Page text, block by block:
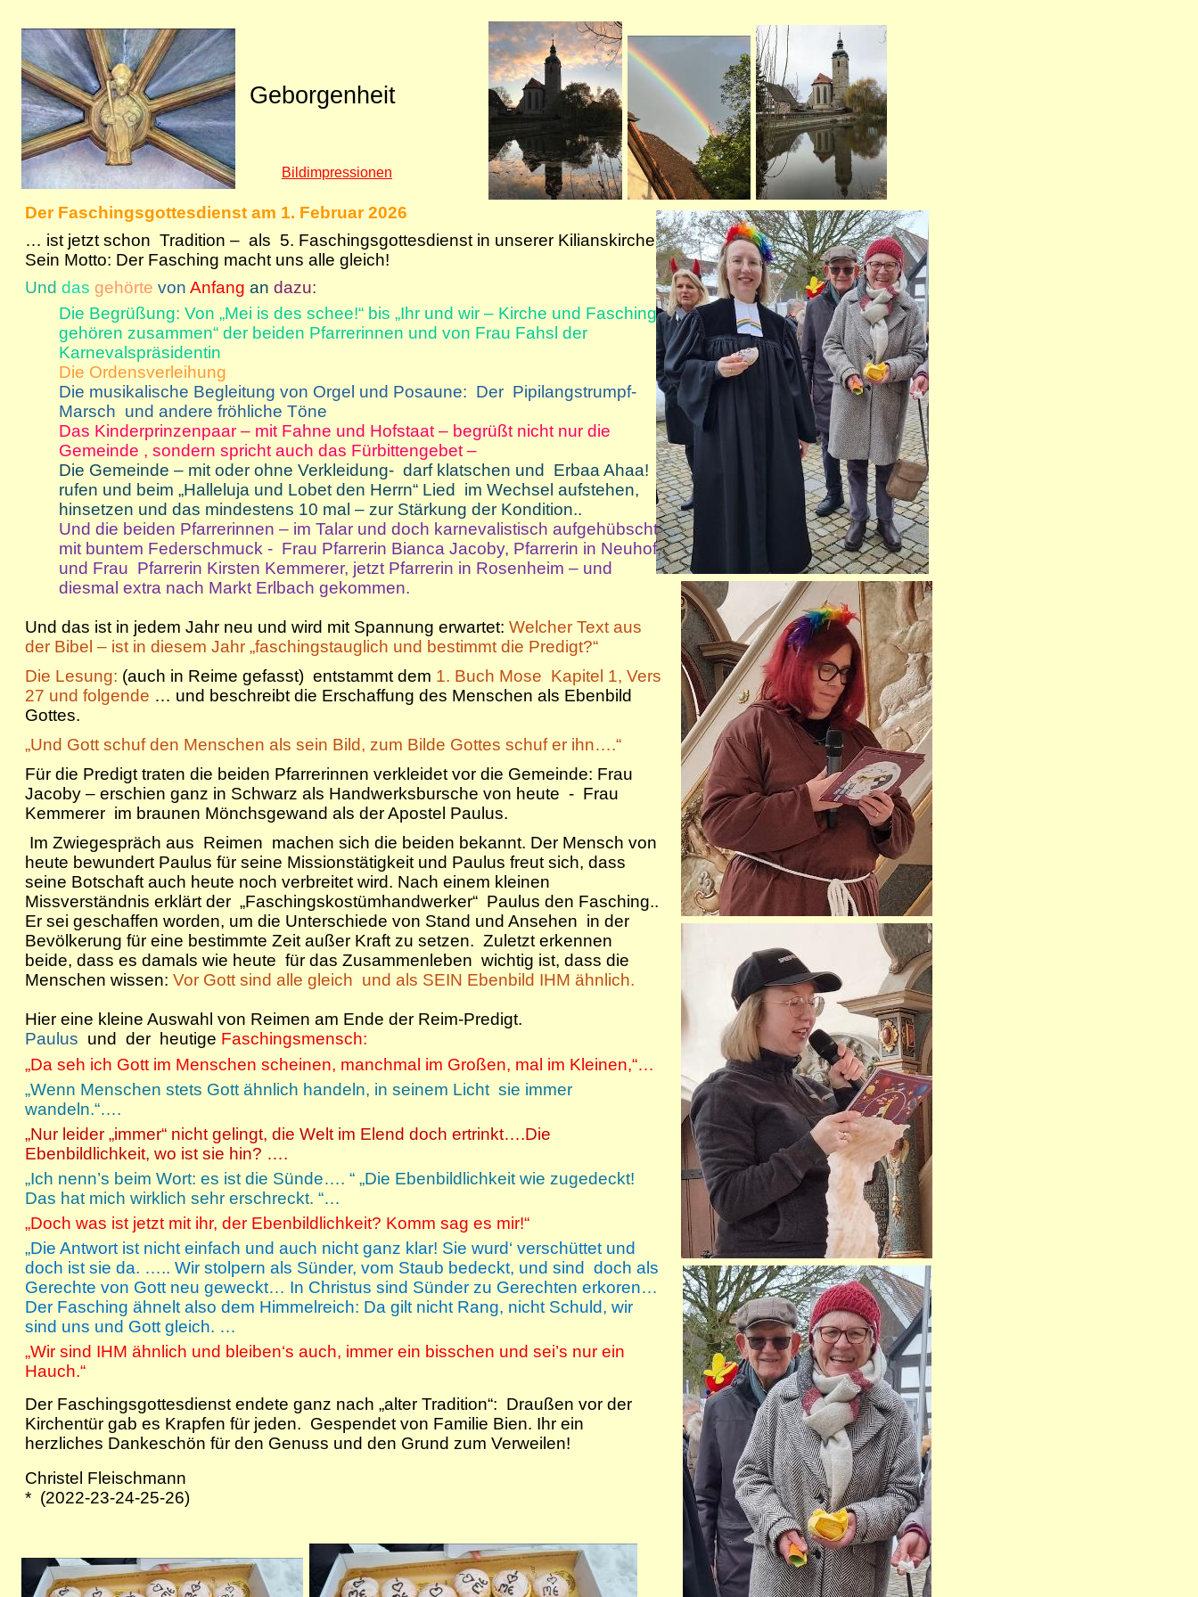
Geborgenheit
Der Faschingsgottesdienst am 1. Februar 2026
… ist jetzt schon Tradition – als 5. Faschingsgottesdienst in unserer Kilianskirche
Sein Motto: Der Fasching macht uns alle gleich!
Und das gehörte von Anfang an dazu:
Die Begrüßung: Von „Mei is des schee!“ bis „Ihr und wir – Kirche und Fasching
gehören zusammen“ der beiden Pfarrerinnen und von Frau Fahsl der
Karnevalspräsidentin
Die Ordensverleihung
Die musikalische Begleitung von Orgel und Posaune: Der Pipilangstrumpf-
Marsch und andere fröhliche Töne
Das Kinderprinzenpaar – mit Fahne und Hofstaat – begrüßt nicht nur die
Gemeinde , sondern spricht auch das Fürbittengebet –
Die Gemeinde – mit oder ohne Verkleidung- darf klatschen und Erbaa Ahaa!
rufen und beim „Halleluja und Lobet den Herrn“ Lied im Wechsel aufstehen,
hinsetzen und das mindestens 10 mal – zur Stärkung der Kondition..
Und die beiden Pfarrerinnen – im Talar und doch karnevalistisch aufgehübscht
mit buntem Federschmuck - Frau Pfarrerin Bianca Jacoby, Pfarrerin in Neuhof,
und Frau Pfarrerin Kirsten Kemmerer, jetzt Pfarrerin in Rosenheim – und
diesmal extra nach Markt Erlbach gekommen.
Und das ist in jedem Jahr neu und wird mit Spannung erwartet: Welcher Text aus
der Bibel – ist in diesem Jahr „faschingstauglich und bestimmt die Predigt?“
Die Lesung: (auch in Reime gefasst) entstammt dem 1. Buch Mose Kapitel 1, Vers
27 und folgende … und beschreibt die Erschaffung des Menschen als Ebenbild
Gottes.
„Und Gott schuf den Menschen als sein Bild, zum Bilde Gottes schuf er ihn….“
Für die Predigt traten die beiden Pfarrerinnen verkleidet vor die Gemeinde: Frau
Jacoby – erschien ganz in Schwarz als Handwerksbursche von heute - Frau
Kemmerer im braunen Mönchsgewand als der Apostel Paulus.
Im Zwiegespräch aus Reimen machen sich die beiden bekannt. Der Mensch von
heute bewundert Paulus für seine Missionstätigkeit und Paulus freut sich, dass
seine Botschaft auch heute noch verbreitet wird. Nach einem kleinen
Missverständnis erklärt der „Faschingskostümhandwerker“ Paulus den Fasching..
Er sei geschaffen worden, um die Unterschiede von Stand und Ansehen in der
Bevölkerung für eine bestimmte Zeit außer Kraft zu setzen. Zuletzt erkennen
beide, dass es damals wie heute für das Zusammenleben wichtig ist, dass die
Menschen wissen: Vor Gott sind alle gleich und als SEIN Ebenbild IHM ähnlich.
Hier eine kleine Auswahl von Reimen am Ende der Reim-Predigt.
Paulus und der heutige Faschingsmensch:
„Da seh ich Gott im Menschen scheinen, manchmal im Großen, mal im Kleinen,“…
„Wenn Menschen stets Gott ähnlich handeln, in seinem Licht sie immer
wandeln.“….
„Nur leider „immer“ nicht gelingt, die Welt im Elend doch ertrinkt….Die
Ebenbildlichkeit, wo ist sie hin? ….
„Ich nenn’s beim Wort: es ist die Sünde…. “ „Die Ebenbildlichkeit wie zugedeckt!
Das hat mich wirklich sehr erschreckt. “…
„Doch was ist jetzt mit ihr, der Ebenbildlichkeit? Komm sag es mir!“
„Die Antwort ist nicht einfach und auch nicht ganz klar! Sie wurd‘ verschüttet und
doch ist sie da. ….. Wir stolpern als Sünder, vom Staub bedeckt, und sind doch als
Gerechte von Gott neu geweckt… In Christus sind Sünder zu Gerechten erkoren…
Der Fasching ähnelt also dem Himmelreich: Da gilt nicht Rang, nicht Schuld, wir
sind uns und Gott gleich. …
„Wir sind IHM ähnlich und bleiben‘s auch, immer ein bisschen und sei’s nur ein
Hauch.“
Der Faschingsgottesdienst endete ganz nach „alter Tradition“: Draußen vor der
Kirchentür gab es Krapfen für jeden. Gespendet von Familie Bien. Ihr ein
herzliches Dankeschön für den Genuss und den Grund zum Verweilen!
Christel Fleischmann
* (2022-23-24-25-26)
Bildimpressionen